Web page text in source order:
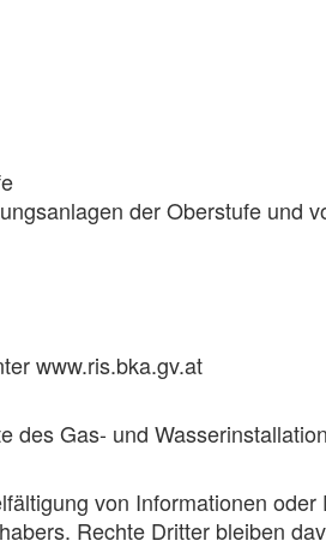
der Oberstufe und
www.ris.bka.gv.at
des Gas- und
von Informationen
Rechte Dritter bleiben